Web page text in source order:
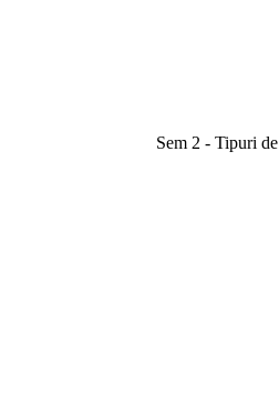
Sem 2 - Tipuri